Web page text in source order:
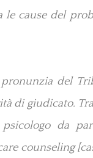
le cause del
del
di giudicato.
da
counseling